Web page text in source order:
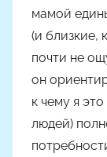
мамой
(и близкие,
почти не
он
к чему я
людей)